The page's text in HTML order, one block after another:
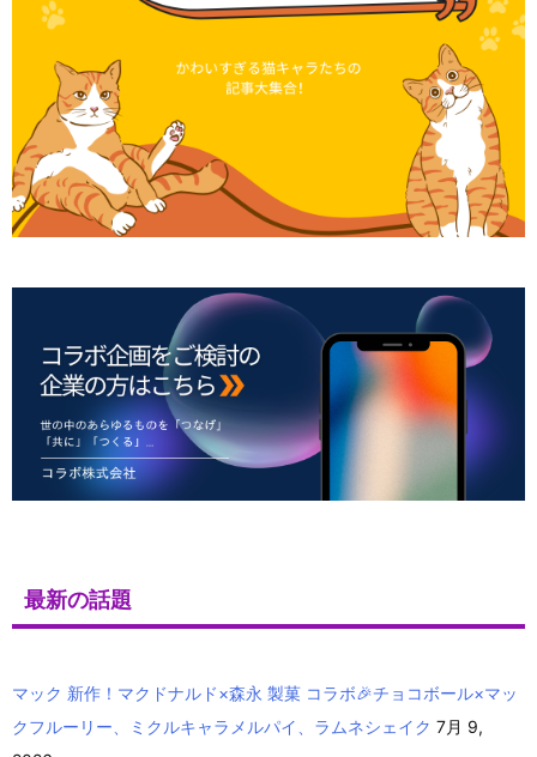
最新の話題
マック 新作！マクドナルド×森永 製菓 コラボ🎉チョコボール×マッ
クフルーリー、ミクルキャラメルパイ、ラムネシェイク 7月 9,